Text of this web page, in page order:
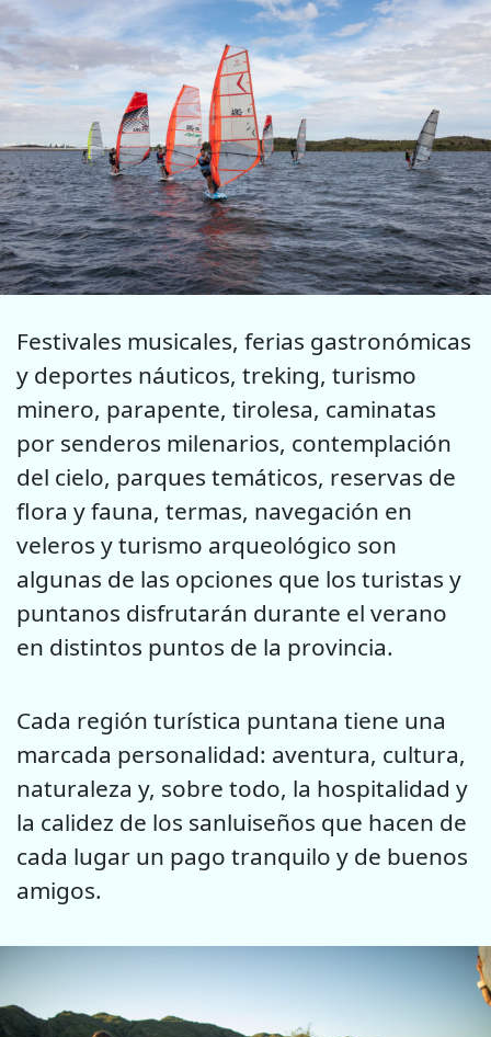
Festivales musicales, ferias gastronómicas
y deportes náuticos, treking, turismo
minero, parapente, tirolesa, caminatas
por senderos milenarios, contemplación
del cielo, parques temáticos, reservas de
flora y fauna, termas, navegación en
veleros y turismo arqueológico son
algunas de las opciones que los turistas y
puntanos disfrutarán durante el verano
en distintos puntos de la provincia.
Cada región turística puntana tiene una
marcada personalidad: aventura, cultura,
naturaleza y, sobre todo, la hospitalidad y
la calidez de los sanluiseños que hacen de
cada lugar un pago tranquilo y de buenos
amigos.